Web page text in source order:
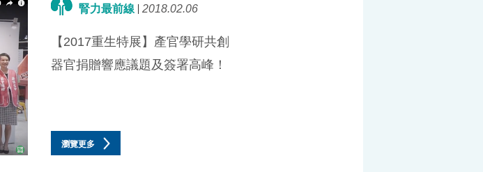
腎力最前線 2018.02.06
【2017重生特展】產官學研共創
器官捐贈響應議題及簽署高峰！
瀏覽更多